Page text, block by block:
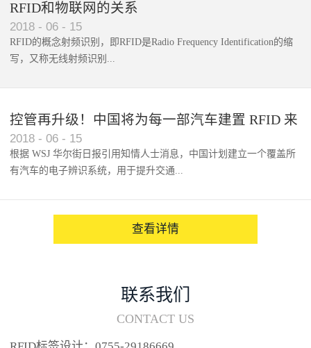
RFID和物联网的关系
2018 - 06 - 15
RFID的概念射频识别，即RFID是Radio Frequency Identification的缩
写，又称无线射频识别...
控管再升级！中国将为每一部汽车建置 RFID 来
架构辨识系统
2018 - 06 - 15
根据 WSJ 华尔街日报引用知情人士消息，中国计划建立一个覆盖所
有汽车的电子辨识系统，用于提升交通...
查看详情
联系我们
CONTACT US